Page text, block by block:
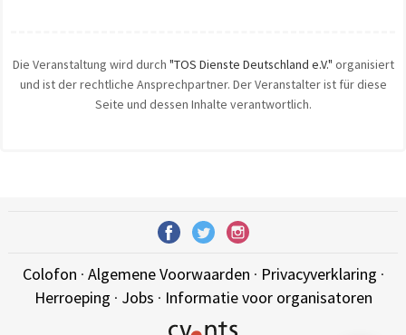
Die Veranstaltung wird durch "TOS Dienste Deutschland e.V." organisiert
und ist der rechtliche Ansprechpartner. Der Veranstalter ist für diese
Seite und dessen Inhalte verantwortlich.
Colofon · Algemene Voorwaarden · Privacyverklaring ·
Herroeping · Jobs · Informatie voor organisatoren